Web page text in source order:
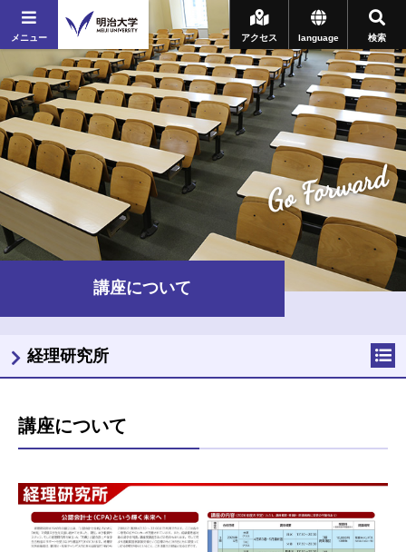
メニュー 検索
language
アクセス
Go Forward
講座について
講座について
経理研究所